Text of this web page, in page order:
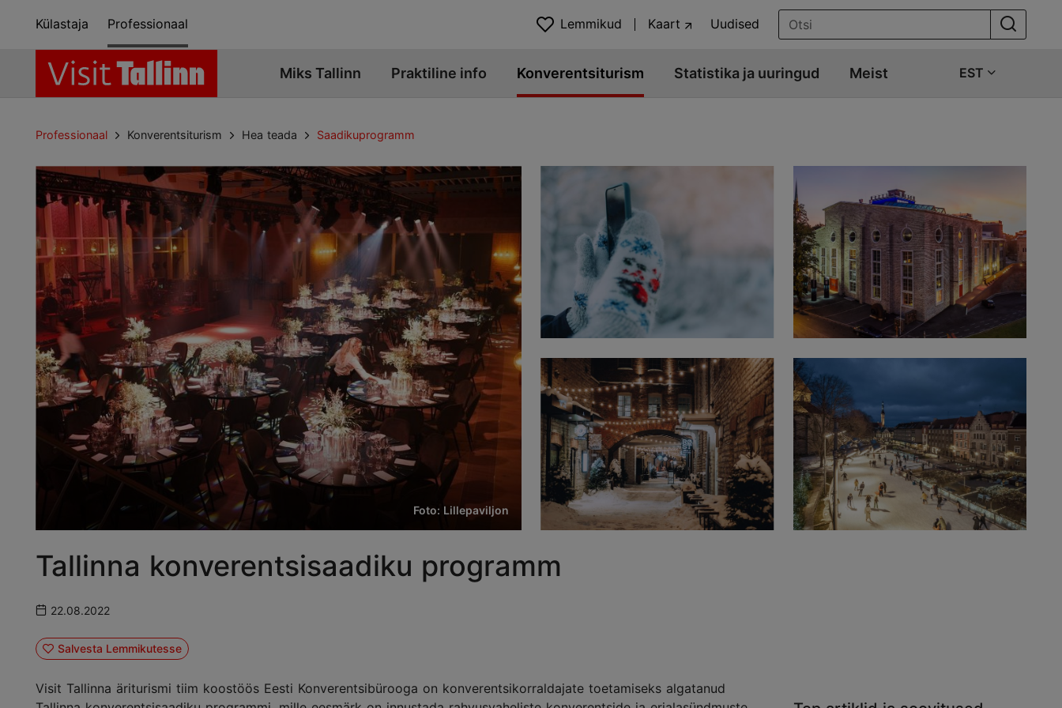
Külastaja Professionaal Lemmikud Kaart Uudised
Miks Tallinn Praktiline info Konverentsiturism Statistika ja uuringud Meist EST
Professionaal Konverentsiturism Hea teada Saadikuprogramm
Foto: Lillepaviljon
Tallinna konverentsisaadiku programm
22.08.2022
Salvesta Lemmikutesse
Visit Tallinna äriturismi tiim koostöös Eesti Konverentsibürooga on konverentsikorraldajate toetamiseks algatanud